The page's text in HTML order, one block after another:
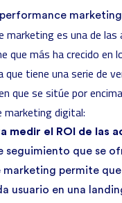
marketing
marketing es una de las
que más ha crecido en
que tiene una serie de
que se sitúe por
digital:
medir el ROI de las
seguimiento que se
permite que
usuario en una